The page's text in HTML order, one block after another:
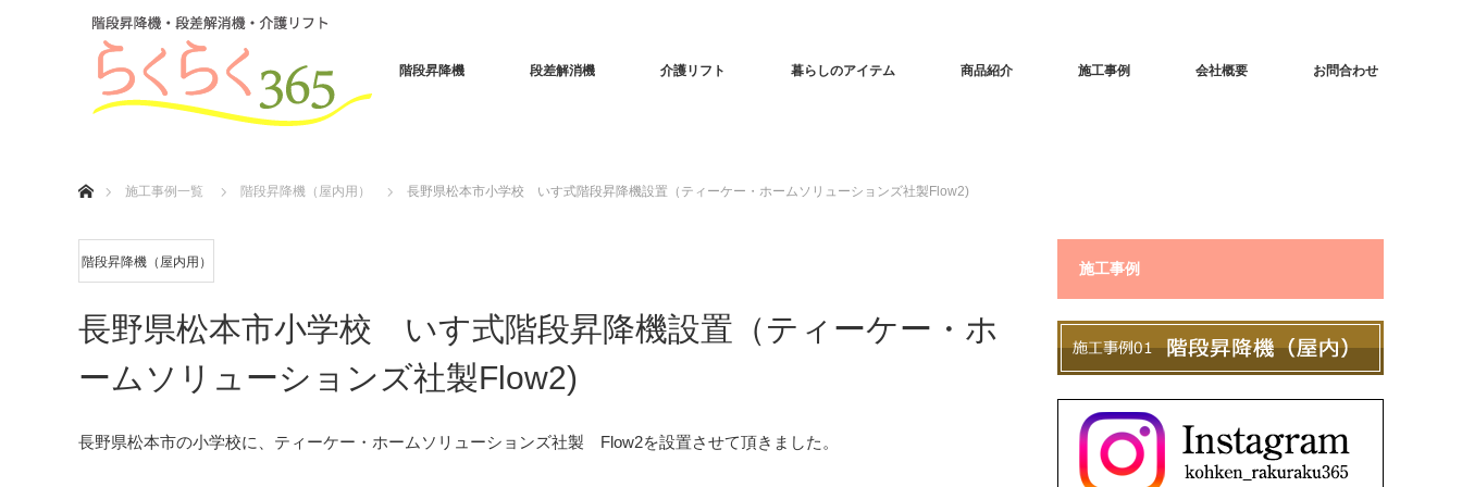
階段昇降機 段差解消機 介護リフト 暮らしのアイテム 商品紹介 施工事例 会社概要 お問合わせ
施工事例一覧
階段昇降機（屋内用） 長野県松本市小学校 いす式階段昇降機設置（ティーケー・ホームソリューションズ社製Flow2)
階段昇降機（屋内用）
長野県松本市小学校 いす式階段昇降機設置（ティーケー・ホ
ームソリューションズ社製Flow2)
長野県松本市の小学校に、ティーケー・ホームソリューションズ社製 Flow2を設置させて頂きました。
施工事例